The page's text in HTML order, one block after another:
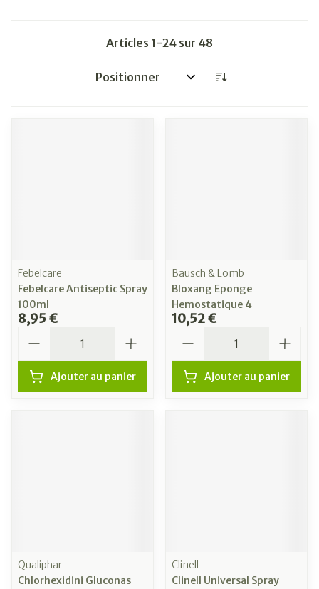
Articles 1-24 sur 48
Trier par:
Febelcare
Febelcare Antiseptic Spray
100ml
8,95 €
Ajouter au panier
Bausch & Lomb
Bloxang Eponge
Hemostatique 4
10,52 €
Ajouter au panier
Qualiphar
Chlorhexidini Gluconas
Clinell
Clinell Universal Spray